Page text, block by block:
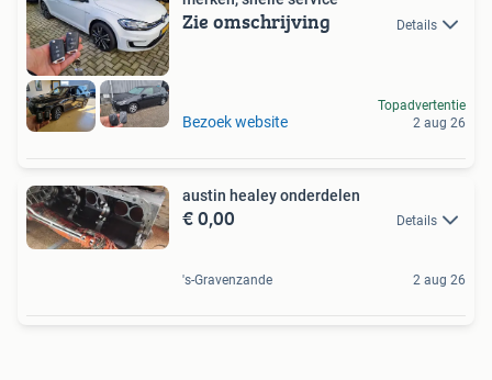
Zie omschrijving Details
Bezoek website
Topadvertentie
2 aug 26
austin healey onderdelen
€ 0,00 Details
's-Gravenzande 2 aug 26